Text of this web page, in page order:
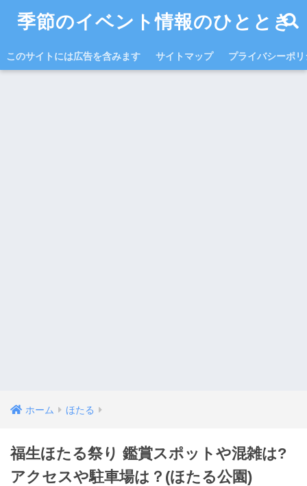
季節のイベント情報のひととき
このサイトには広告を含みます サイトマップ プライバシーポ
ホーム ほたる
福生ほたる祭り 鑑賞スポットや混雑は?
アクセスや駐車場は？(ほたる公園)